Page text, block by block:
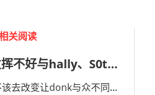
关阅读
XomA：donk发挥不好与hally、S0tF1k当教练无关
Devilwalk：教练组不该去改变让donk与众不同的东西